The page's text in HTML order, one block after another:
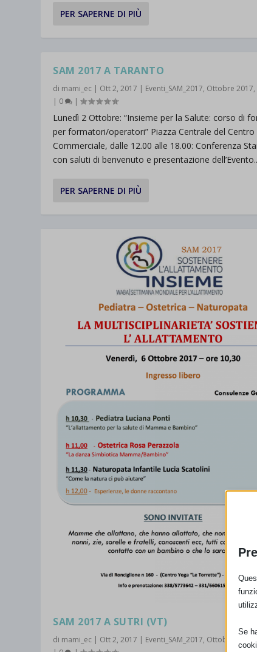
PER SAPERNE DI PIÙ
SAM 2017 A TARANTO
di mami_ec | Ott 2, 2017 | Eventi_SAM_2017, Ottobre 2017,
| 0 |
Lunedì 2 Ottobre: “Insieme per la Salute: corso di
per formatori/operatori” Piazza Centrale del Centro
Commerciale, dalle 12.00 alle 18.00: Conferenza
con saluti di benvenuto e presentazione
PER SAPERNE DI PIÙ
SAM 2017 A SUTRI (VT)
di mami_ec | Ott 2, 2017 | Eventi_SAM_2017, Ottobre 2017 ,
Se